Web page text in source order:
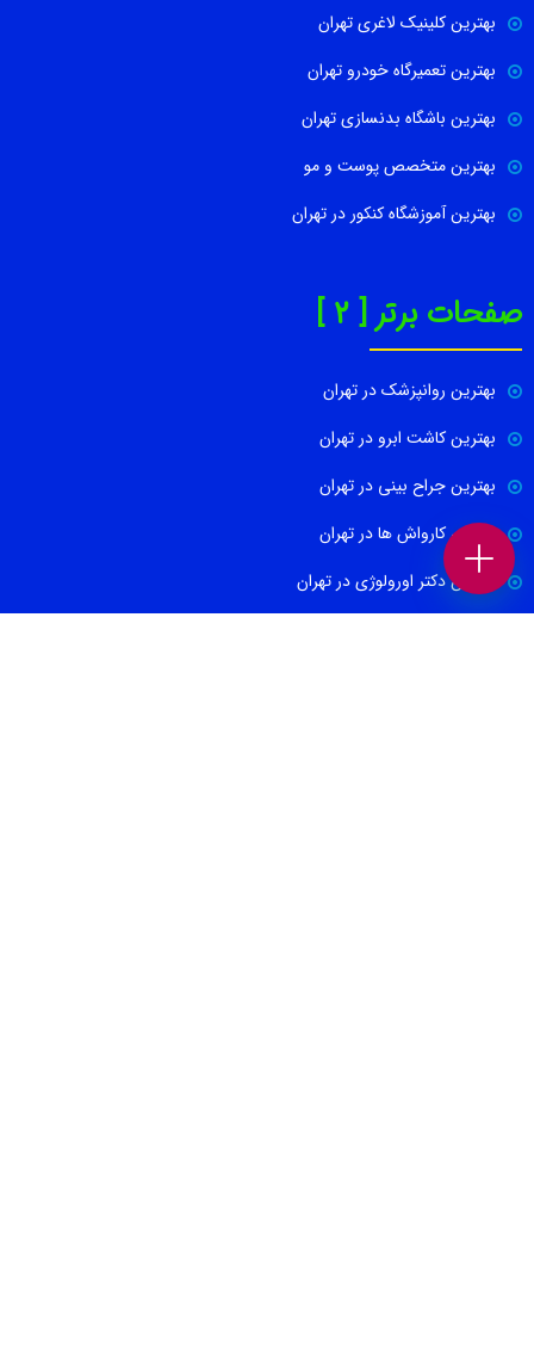
بهترین کلینیک لاغری تهران
بهترین تعمیرگاه خودرو تهران
بهترین باشگاه بدنسازی تهران
بهترین متخصص پوست و مو
بهترین آموزشگاه کنکور در تهران
صفحات برتر [ 2 ]
بهترین روانپزشک در تهران
بهترین کاشت ابرو در تهران
بهترین جراح بینی در تهران
بهترین کارواش ها در تهران
بهترین دکتر اورولوژی در تهران